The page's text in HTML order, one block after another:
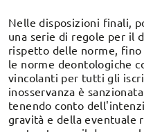
Nelle disposizioni finali,
una serie di regole per il
rispetto delle norme, fino
le norme deontologiche
vincolanti per tutti gli
inosservanza è
tenendo conto
gravità e della eventuale